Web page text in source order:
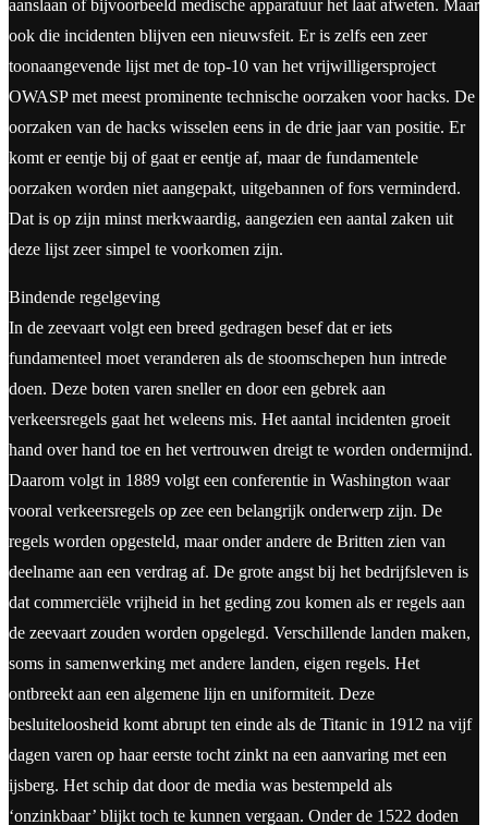
aanslaan of bijvoorbeeld medische apparatuur het laat afweten. Maar
ook die incidenten blijven een nieuwsfeit. Er is zelfs een zeer
toonaangevende lijst met de top-10 van het vrijwilligersproject
OWASP met meest prominente technische oorzaken voor hacks. De
oorzaken van de hacks wisselen eens in de drie jaar van positie. Er
komt er eentje bij of gaat er eentje af, maar de fundamentele
oorzaken worden niet aangepakt, uitgebannen of fors verminderd.
Dat is op zijn minst merkwaardig, aangezien een aantal zaken uit
deze lijst zeer simpel te voorkomen zijn.
Bindende regelgeving
In de zeevaart volgt een breed gedragen besef dat er iets
fundamenteel moet veranderen als de stoomschepen hun intrede
doen. Deze boten varen sneller en door een gebrek aan
verkeersregels gaat het weleens mis. Het aantal incidenten groeit
hand over hand toe en het vertrouwen dreigt te worden ondermijnd.
Daarom volgt in 1889 volgt een conferentie in Washington waar
vooral verkeersregels op zee een belangrijk onderwerp zijn. De
regels worden opgesteld, maar onder andere de Britten zien van
deelname aan een verdrag af. De grote angst bij het bedrijfsleven is
dat commerciële vrijheid in het geding zou komen als er regels aan
de zeevaart zouden worden opgelegd. Verschillende landen maken,
soms in samenwerking met andere landen, eigen regels. Het
ontbreekt aan een algemene lijn en uniformiteit. Deze
besluiteloosheid komt abrupt ten einde als de Titanic in 1912 na vijf
dagen varen op haar eerste tocht zinkt na een aanvaring met een
ijsberg. Het schip dat door de media was bestempeld als
‘onzinkbaar’ blijkt toch te kunnen vergaan. Onder de 1522 doden